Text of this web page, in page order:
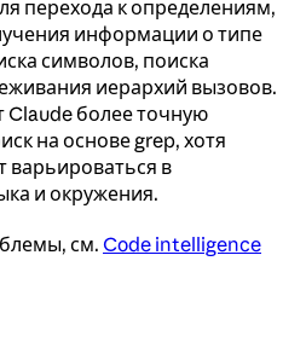
перехода к определениям,
информации о типе
символов, поиска
иерархий вызовов.
Claude более точную
на основе grep, хотя
варьироваться в
и окружения.
см. Code intelligence